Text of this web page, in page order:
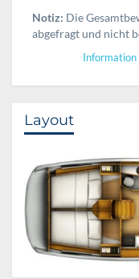
Notiz: Die
abgefragt und nicht
Layout